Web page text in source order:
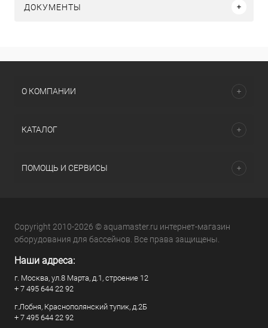
ДОКУМЕНТЫ
О КОМПАНИИ
КАТАЛОГ
ПОМОЩЬ И СЕРВИСЫ
Copyright 2010-2026 © aquamaster.ru интернет-магазин
оборудования для бассейнов. Все права защищены.
Наши адреса:
г. Москва, ул.8 Марта, д.1, строение 12
+ 7 495 644 22 92
г.Лобня, Краснополянский тупик, д.2Б
+ 7 495 644 22 92